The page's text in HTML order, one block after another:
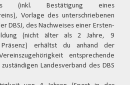
(inkl. Bestätigung eines
Vorlage des unterschriebenen
DBSJ, des Nachweises einer Ersten-
(nicht älter als 2 Jahre, 9
Präsenz) erhältst du anhand der
entsprechende
Landesverband des DBS